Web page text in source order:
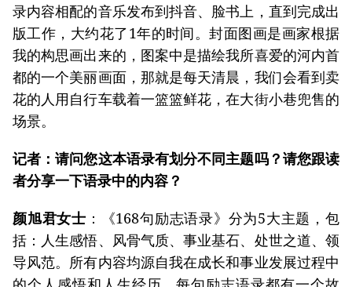
录内容相配的音乐发布到抖音、脸书上，直到完成出
版工作，大约花了1年的时间。封面图画是画家根据
我的构思画出来的，图案中是描绘我所喜爱的河内首
都的一个美丽画面，那就是每天清晨，我们会看到卖
花的人用自行车载着一篮篮鲜花，在大街小巷兜售的
场景。
记者：请问您这本语录有划分不同主题吗？请您跟读
者分享一下语录中的内容？
颜旭君女士 ：《168句励志语录》分为5大主题，包
括：人生感悟、风骨气质、事业基石、处世之道、领
导风范。所有内容均源自我在成长和事业发展过程中